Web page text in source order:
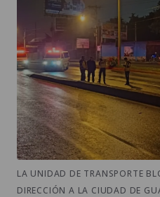
LA UNIDAD DE TRANSPORTE
DIRECCIÓN A LA CIUDAD DE